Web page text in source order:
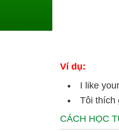
Ví dụ:
I like
Tôi thích
CÁCH HỌC